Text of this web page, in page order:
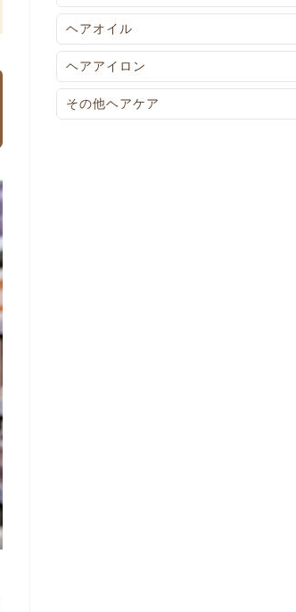
ヘアオイル
ヘアアイロン
その他ヘアケア